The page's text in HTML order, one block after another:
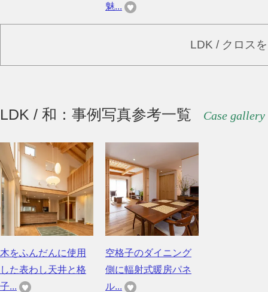
魅...
LDK / クロス
LDK / 和：事例写真参考一覧 Case gallery
木をふんだんに使用
した表わし天井と格
子...
空格子のダイニング
側に輻射式暖房パネ
ル...